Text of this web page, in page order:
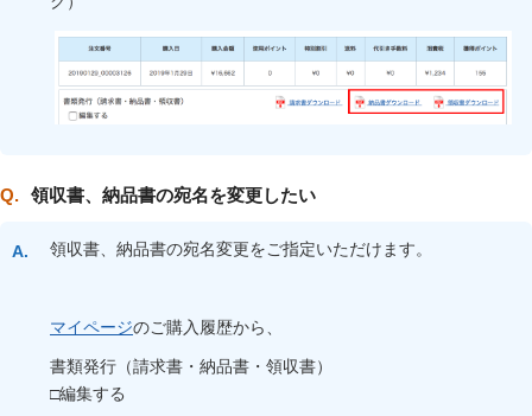
領収書、納品書の宛名を変更したい
領収書、納品書の宛名変更をご指定いただけます。
マイページのご購入履歴から、
書類発行（請求書・納品書・領収書）
□編集する